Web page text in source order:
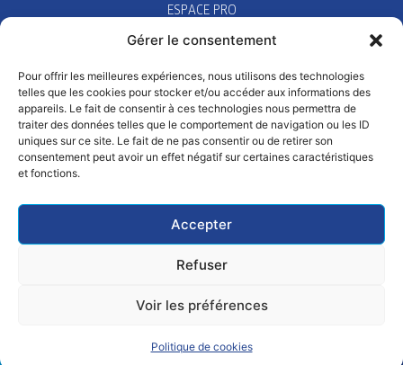
Gérer le consentement
Pour offrir les meilleures expériences, nous utilisons des technologies
telles que les cookies pour stocker et/ou accéder aux informations des
appareils. Le fait de consentir à ces technologies nous permettra de
traiter des données telles que le comportement de navigation ou les ID
uniques sur ce site. Le fait de ne pas consentir ou de retirer son
consentement peut avoir un effet négatif sur certaines caractéristiques
et fonctions.
Accepter
Refuser
Voir les préférences
Politique de cookies
PRATIQUER ALERTER
ESPACE PRO